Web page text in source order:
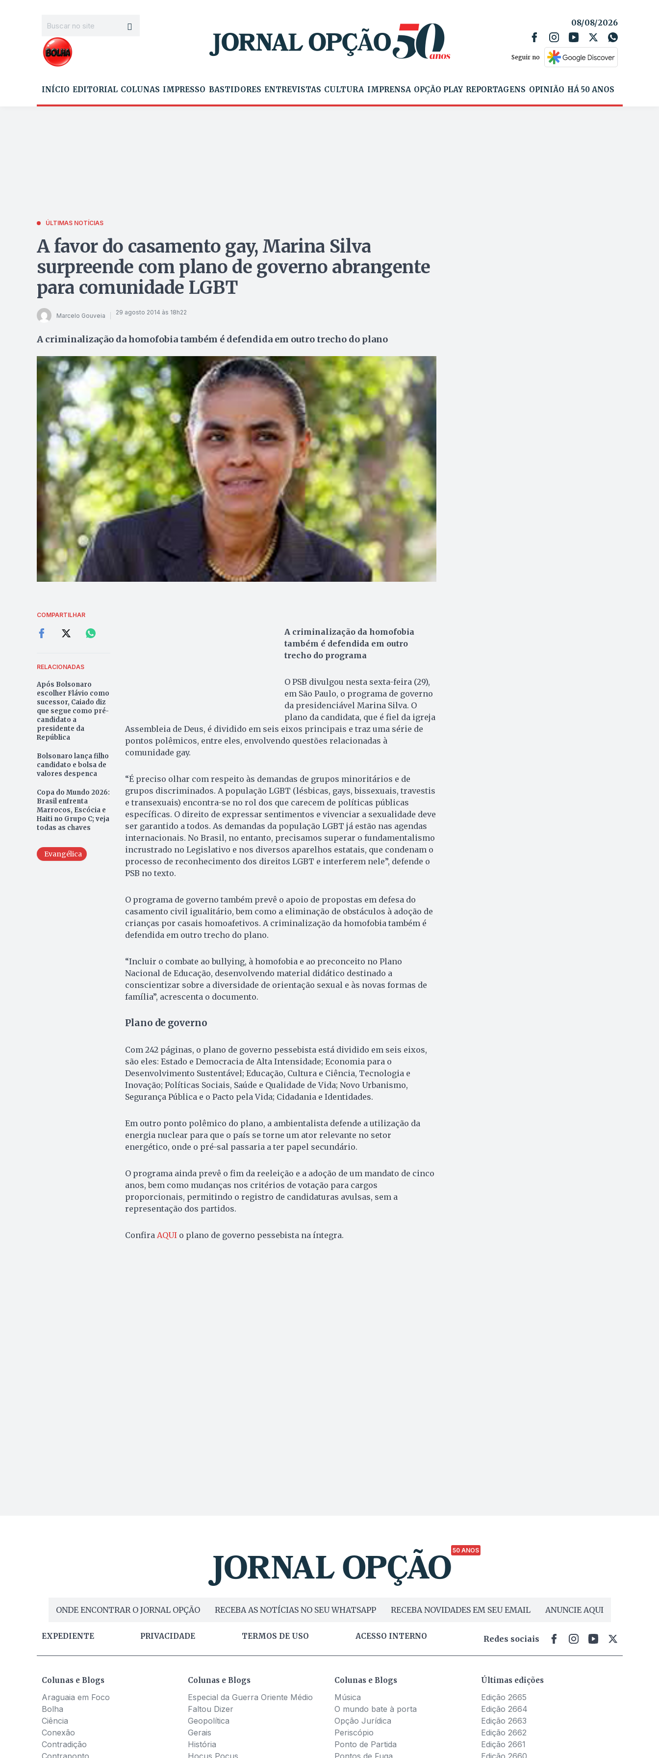
08/08/2026
Seguir no
INÍCIO EDITORIAL COLUNAS IMPRESSO BASTIDORES ENTREVISTAS CULTURA IMPRENSA OPÇÃO PLAY REPORTAGENS OPINIÃO HÁ 50 ANOS
ÚLTIMAS NOTÍCIAS
A favor do casamento gay, Marina Silva
surpreende com plano de governo abrangente
para comunidade LGBT
Marcelo Gouveia 29 agosto 2014 às 18h22
A criminalização da homofobia também é defendida em outro trecho do plano
COMPARTILHAR
RELACIONADAS
Após Bolsonaro
escolher Flávio como
sucessor, Caiado diz
que segue como pré-
candidato a
presidente da
República
Bolsonaro lança filho
candidato e bolsa de
valores despenca
Copa do Mundo 2026:
Brasil enfrenta
Marrocos, Escócia e
Haiti no Grupo C; veja
todas as chaves
Evangélica
A criminalização da homofobia
também é defendida em outro
trecho do programa
O PSB divulgou nesta sexta-feira (29),
em São Paulo, o programa de governo
da presidenciável Marina Silva. O
plano da candidata, que é fiel da igreja
Assembleia de Deus, é dividido em seis eixos principais e traz uma série de
pontos polêmicos, entre eles, envolvendo questões relacionadas à
comunidade gay.
“É preciso olhar com respeito às demandas de grupos minoritários e de
grupos discriminados. A população LGBT (lésbicas, gays, bissexuais, travestis
e transexuais) encontra-se no rol dos que carecem de políticas públicas
específicas. O direito de expressar sentimentos e vivenciar a sexualidade deve
ser garantido a todos. As demandas da população LGBT já estão nas agendas
internacionais. No Brasil, no entanto, precisamos superar o fundamentalismo
incrustrado no Legislativo e nos diversos aparelhos estatais, que condenam o
processo de reconhecimento dos direitos LGBT e interferem nele”, defende o
PSB no texto.
O programa de governo também prevê o apoio de propostas em defesa do
casamento civil igualitário, bem como a eliminação de obstáculos à adoção de
crianças por casais homoafetivos. A criminalização da homofobia também é
defendida em outro trecho do plano.
“Incluir o combate ao bullying, à homofobia e ao preconceito no Plano
Nacional de Educação, desenvolvendo material didático destinado a
conscientizar sobre a diversidade de orientação sexual e às novas formas de
família”, acrescenta o documento.
Plano de governo
Com 242 páginas, o plano de governo pessebista está dividido em seis eixos,
são eles: Estado e Democracia de Alta Intensidade; Economia para o
Desenvolvimento Sustentável; Educação, Cultura e Ciência, Tecnologia e
Inovação; Políticas Sociais, Saúde e Qualidade de Vida; Novo Urbanismo,
Segurança Pública e o Pacto pela Vida; Cidadania e Identidades.
Em outro ponto polêmico do plano, a ambientalista defende a utilização da
energia nuclear para que o país se torne um ator relevante no setor
energético, onde o pré-sal passaria a ter papel secundário.
O programa ainda prevê o fim da reeleição e a adoção de um mandato de cinco
anos, bem como mudanças nos critérios de votação para cargos
proporcionais, permitindo o registro de candidaturas avulsas, sem a
representação dos partidos.
Confira AQUIo plano de governo pessebista na íntegra.
50 ANOS
ONDE ENCONTRAR O JORNAL OPÇÃO RECEBA AS NOTÍCIAS NO SEU WHATSAPP RECEBA NOVIDADES EM SEU EMAIL ANUNCIE AQUI
EXPEDIENTE PRIVACIDADE TERMOS DE USO ACESSO INTERNO Redes sociais
Colunas e Blogs
Araguaia em Foco
Bolha
Ciência
Conexão
Contradição
Colunas e Blogs
Especial da Guerra Oriente Médio
Faltou Dizer
Geopolítica
Gerais
História
Colunas e Blogs
Música
O mundo bate à porta
Opção Jurídica
Periscópio
Ponto de Partida
Últimas edições
Edição 2665
Edição 2664
Edição 2663
Edição 2662
Edição 2661